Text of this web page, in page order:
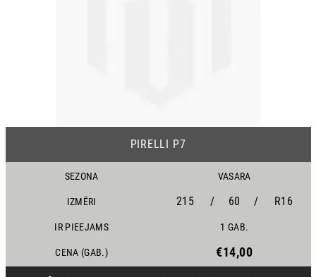
PIRELLI P7
SEZONA VASARA
IZMĒRI 215 / 60 / R16
IR PIEEJAMS 1 GAB.
CENA (GAB.) €14,00